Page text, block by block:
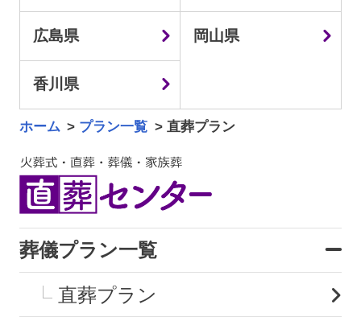
広島県 岡山県
香川県
ホーム > プラン一覧 >直葬プラン
葬儀プラン一覧
直葬プラン